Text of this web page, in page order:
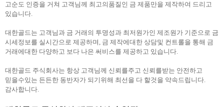
고순도 인증을 거쳐 고객님께 최고의품질인 금 제품만을 제작하여 드리고
있습니다.
대한골드는 고객님과 금 거래의 투명성과 최저원가인 제조원가 기준으로 금
시세정보를 실시간으로 제공하며, 금 제작에대한 상담및 컨트롤을 통해 금
거래에대한 다양하고 보다 나은 써비스를 제공하고 있습니다.
대한골드 주식회사는 항상 고객님께 신뢰를주고 신뢰를받는 안전하고
믿을수있는 든든한 동반자가 되기위해 최선을 다 할것을 약속드립니다.
감사합니다.